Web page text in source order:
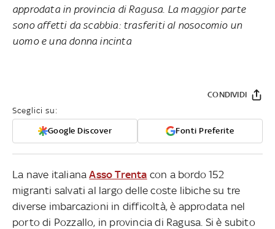
approdata in provincia di Ragusa. La maggior parte
sono affetti da scabbia: trasferiti al nosocomio un
uomo e una donna incinta
Sceglici su:
Google Discover Fonti Preferite
CONDIVIDI
La nave italianaAsso Trenta con a bordo 152
migranti salvati al largo delle coste libiche su tre
diverse imbarcazioni in difficoltà, è approdata nel
porto di Pozzallo, in provincia di Ragusa. Si è subito